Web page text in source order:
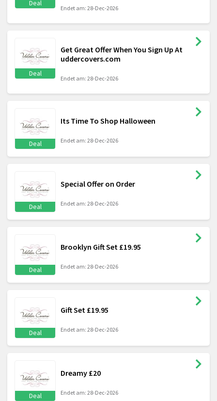
Deal
Endet am: 28-Dec-2026
Deal
Get Great Offer When You Sign Up At
uddercovers.com
Endet am: 28-Dec-2026
Deal
Its Time To Shop Halloween
Endet am: 28-Dec-2026
Deal
Special Offer on Order
Endet am: 28-Dec-2026
Deal
Brooklyn Gift Set £19.95
Endet am: 28-Dec-2026
Deal
Gift Set £19.95
Endet am: 28-Dec-2026
Deal
Dreamy £20
Endet am: 28-Dec-2026